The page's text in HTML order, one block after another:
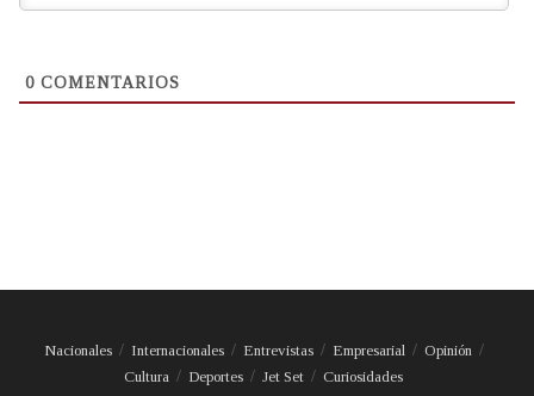
0 COMENTARIOS
Nacionales Internacionales Entrevistas Empresarial
Opinión
Cultura
Deportes Jet Set Curiosidades